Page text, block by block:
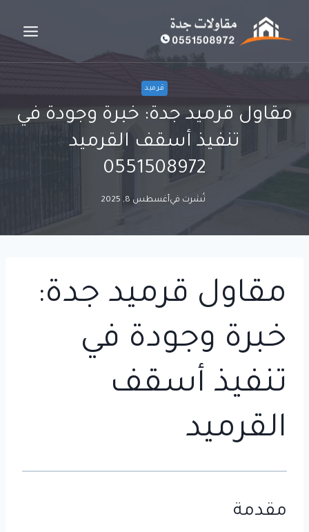
قرميد
مقاول قرميد جدة: خبرة وجودة في
تنفيذ أسقف القرميد
0551508972
نُشرت فيأغسطس 8, 2025
مقاول قرميد جدة:
خبرة وجودة في
تنفيذ أسقف
القرميد
مقدمة